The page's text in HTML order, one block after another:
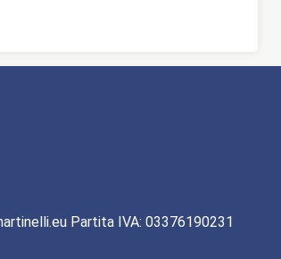
Partita IVA: 03376190231